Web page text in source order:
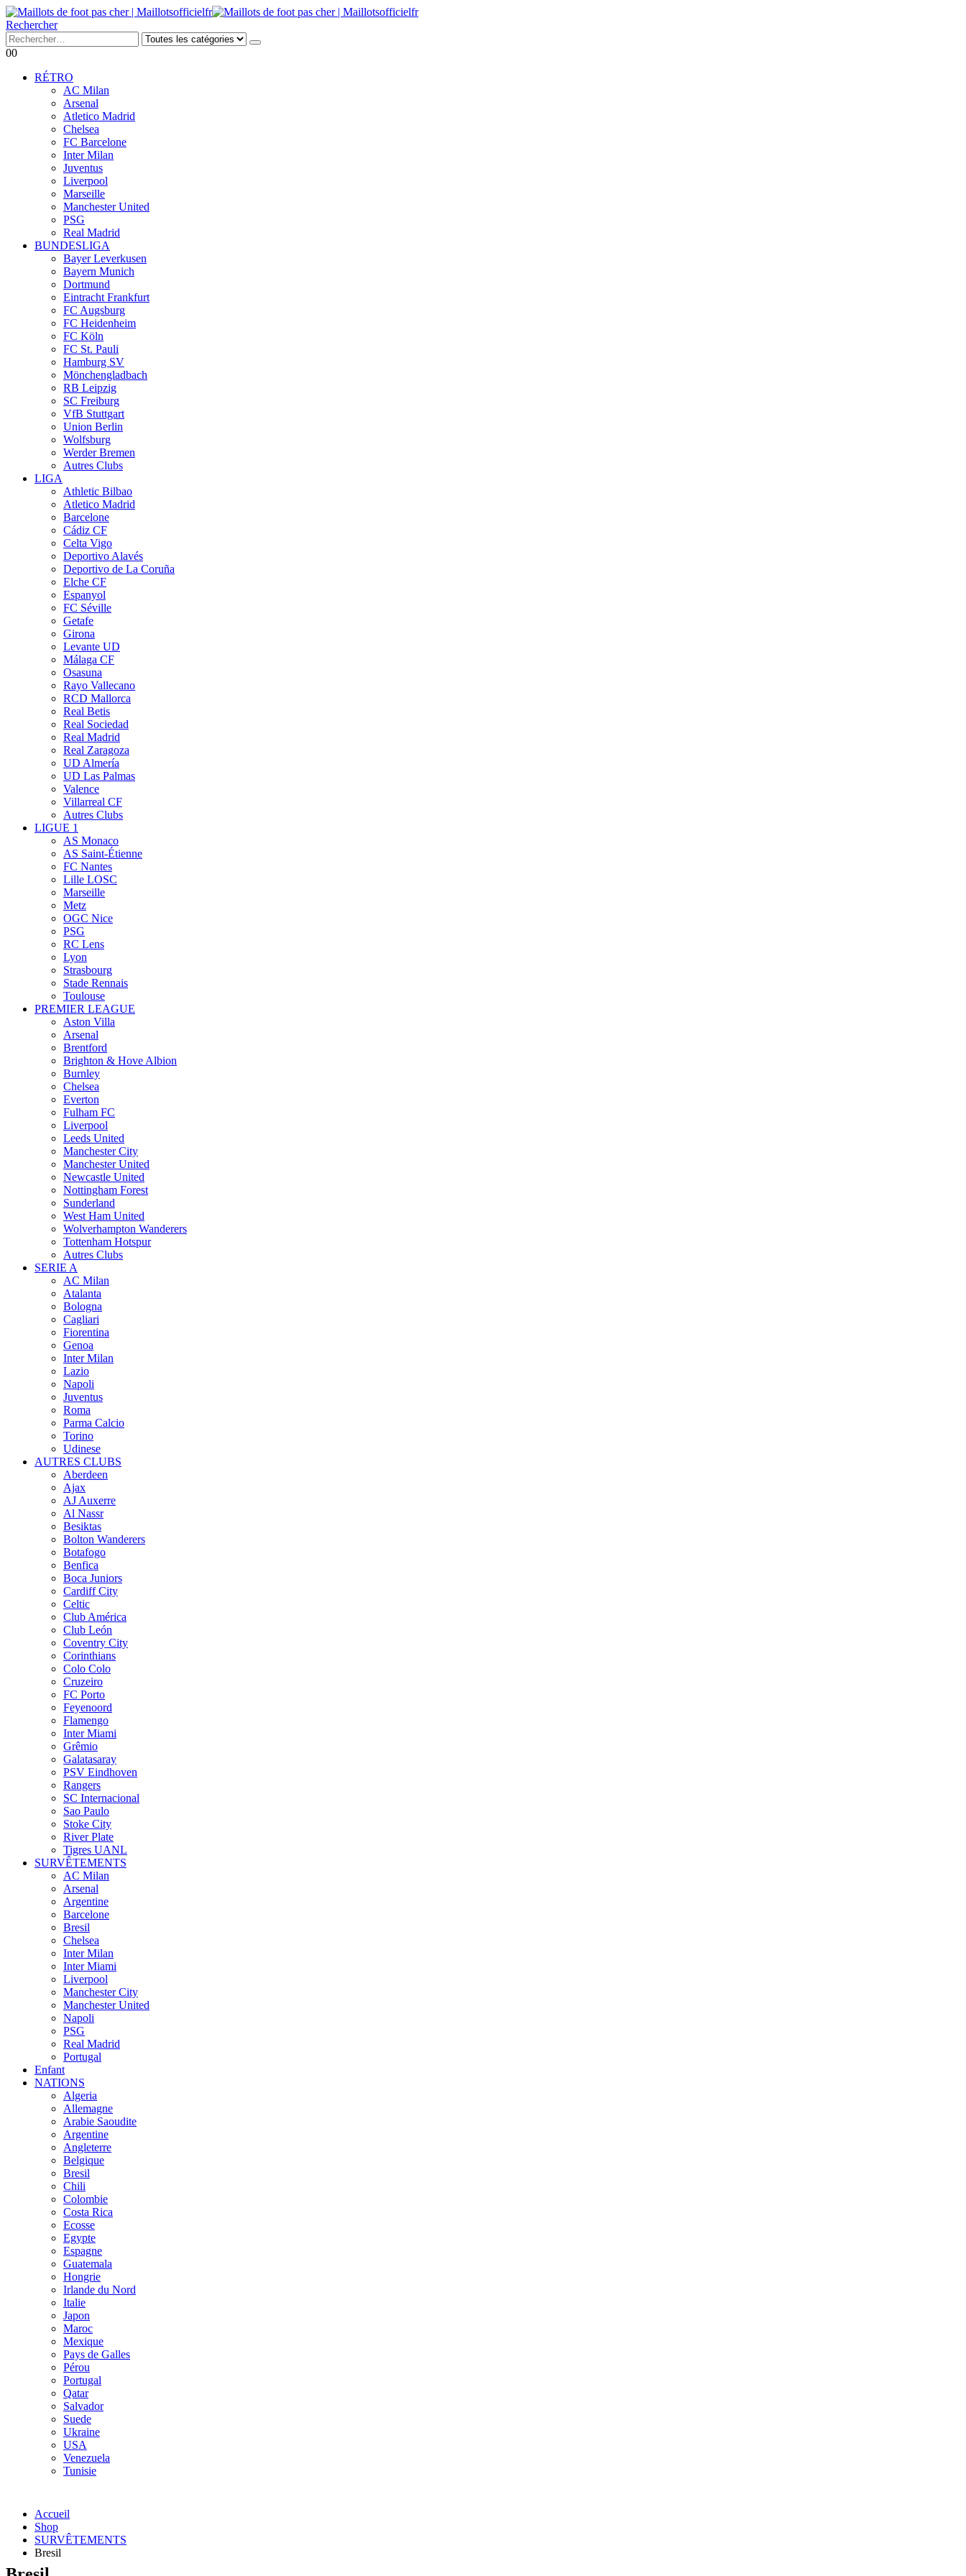
Rechercher
00
RÉTRO
AC Milan
Arsenal
Atletico Madrid
Chelsea
FC Barcelone
Inter Milan
Juventus
Liverpool
Marseille
Manchester United
PSG
Real Madrid
BUNDESLIGA
Bayer Leverkusen
Bayern Munich
Dortmund
Eintracht Frankfurt
FC Augsburg
FC Heidenheim
FC Köln
FC St. Pauli
Hamburg SV
Mönchengladbach
RB Leipzig
SC Freiburg
VfB Stuttgart
Union Berlin
Wolfsburg
Werder Bremen
Autres Clubs
LIGA
Athletic Bilbao
Atletico Madrid
Barcelone
Cádiz CF
Celta Vigo
Deportivo Alavés
Deportivo de La Coruña
Elche CF
Espanyol
FC Séville
Getafe
Girona
Levante UD
Málaga CF
Osasuna
Rayo Vallecano
RCD Mallorca
Real Betis
Real Sociedad
Real Madrid
Real Zaragoza
UD Almería
UD Las Palmas
Valence
Villarreal CF
Autres Clubs
LIGUE 1
AS Monaco
AS Saint-Étienne
FC Nantes
Lille LOSC
Marseille
Metz
OGC Nice
PSG
RC Lens
Lyon
Strasbourg
Stade Rennais
Toulouse
PREMIER LEAGUE
Aston Villa
Arsenal
Brentford
Brighton & Hove Albion
Burnley
Chelsea
Everton
Fulham FC
Liverpool
Leeds United
Manchester City
Manchester United
Newcastle United
Nottingham Forest
Sunderland
West Ham United
Wolverhampton Wanderers
Tottenham Hotspur
Autres Clubs
SERIE A
AC Milan
Atalanta
Bologna
Cagliari
Fiorentina
Genoa
Inter Milan
Lazio
Napoli
Juventus
Roma
Parma Calcio
Torino
Udinese
AUTRES CLUBS
Aberdeen
Ajax
AJ Auxerre
Al Nassr
Besiktas
Bolton Wanderers
Botafogo
Benfica
Boca Juniors
Cardiff City
Celtic
Club América
Club León
Coventry City
Corinthians
Colo Colo
Cruzeiro
FC Porto
Feyenoord
Flamengo
Inter Miami
Grêmio
Galatasaray
PSV Eindhoven
Rangers
SC Internacional
Sao Paulo
Stoke City
River Plate
Tigres UANL
SURVÊTEMENTS
AC Milan
Arsenal
Argentine
Barcelone
Bresil
Chelsea
Inter Milan
Inter Miami
Liverpool
Manchester City
Manchester United
Napoli
PSG
Real Madrid
Portugal
Enfant
NATIONS
Algeria
Allemagne
Arabie Saoudite
Argentine
Angleterre
Belgique
Bresil
Chili
Colombie
Costa Rica
Ecosse
Egypte
Espagne
Guatemala
Hongrie
Irlande du Nord
Italie
Japon
Maroc
Mexique
Pays de Galles
Pérou
Portugal
Qatar
Salvador
Suede
Ukraine
USA
Venezuela
Tunisie
Accueil
Shop
SURVÊTEMENTS
Bresil